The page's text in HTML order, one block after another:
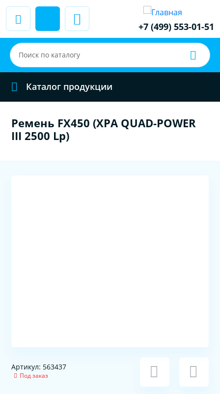
+7 (499) 553-01-51
Каталог продукции
Ремень FX450 (XPA QUAD-POWER
III 2500 Lp)
Артикул: 563437
Под заказ